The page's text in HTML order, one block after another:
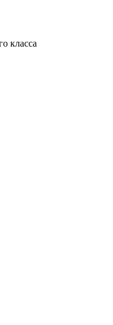
класса